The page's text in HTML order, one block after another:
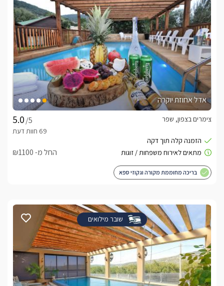
אדל אחוזת יוקרה
/5
צימרים בצפון, שפר
החל מ- ₪1100
בריכה מחוממת מקורה וגקוזי ספא
שובר מילואים